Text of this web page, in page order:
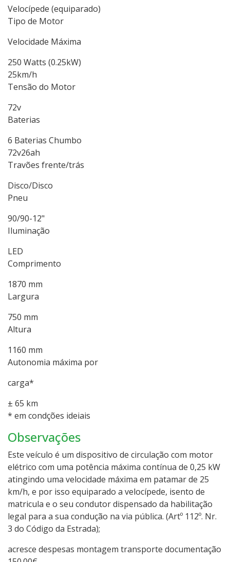
Velocípede (equiparado)
Tipo de Motor
Velocidade Máxima
250 Watts (0.25kW)
25km/h
Tensão do Motor
72v
Baterias
6 Baterias Chumbo
72v26ah
Travões frente/trás
Disco/Disco
Pneu
90/90-12"
Iluminação
LED
Comprimento
1870 mm
Largura
750 mm
Altura
1160 mm
Autonomia máxima por
carga*
± 65 km
* em condções ideiais
Observações
Este veículo é um dispositivo de circulação com motor
elétrico com uma potência máxima contínua de 0,25 kW
atingindo uma velocidade máxima em patamar de 25
km/h, e por isso equiparado a velocípede, isento de
matricula e o seu condutor dispensado da habilitação
legal para a sua condução na via pública. (Artº 112º. Nr.
3 do Código da Estrada);
acresce despesas montagem transporte documentação